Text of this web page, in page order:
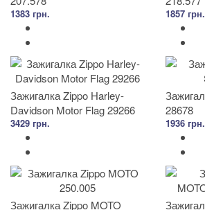
1383 грн. 1857 грн.
Зажигалка Zippo Harley-
Davidson Motor Flag 29266
3429 грн.
28678
1936 грн.
Зажигалка Zippo MOTO